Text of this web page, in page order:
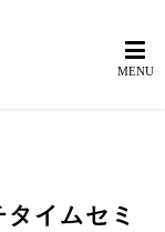
タイムセミ